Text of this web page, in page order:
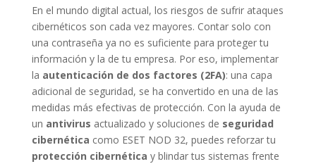
En el mundo digital actual, los riesgos de sufrir ataques
cibernéticos son cada vez mayores. Contar solo con
una contraseña ya no es suficiente para proteger tu
información y la de tu empresa. Por eso, implementar
la autenticación de dos factores (2FA): una capa
adicional de seguridad, se ha convertido en una de las
medidas más efectivas de protección. Con la ayuda de
un antivirus actualizado y soluciones de seguridad
cibernética como ESET NOD 32, puedes reforzar tu
protección cibernética y blindar tus sistemas frente